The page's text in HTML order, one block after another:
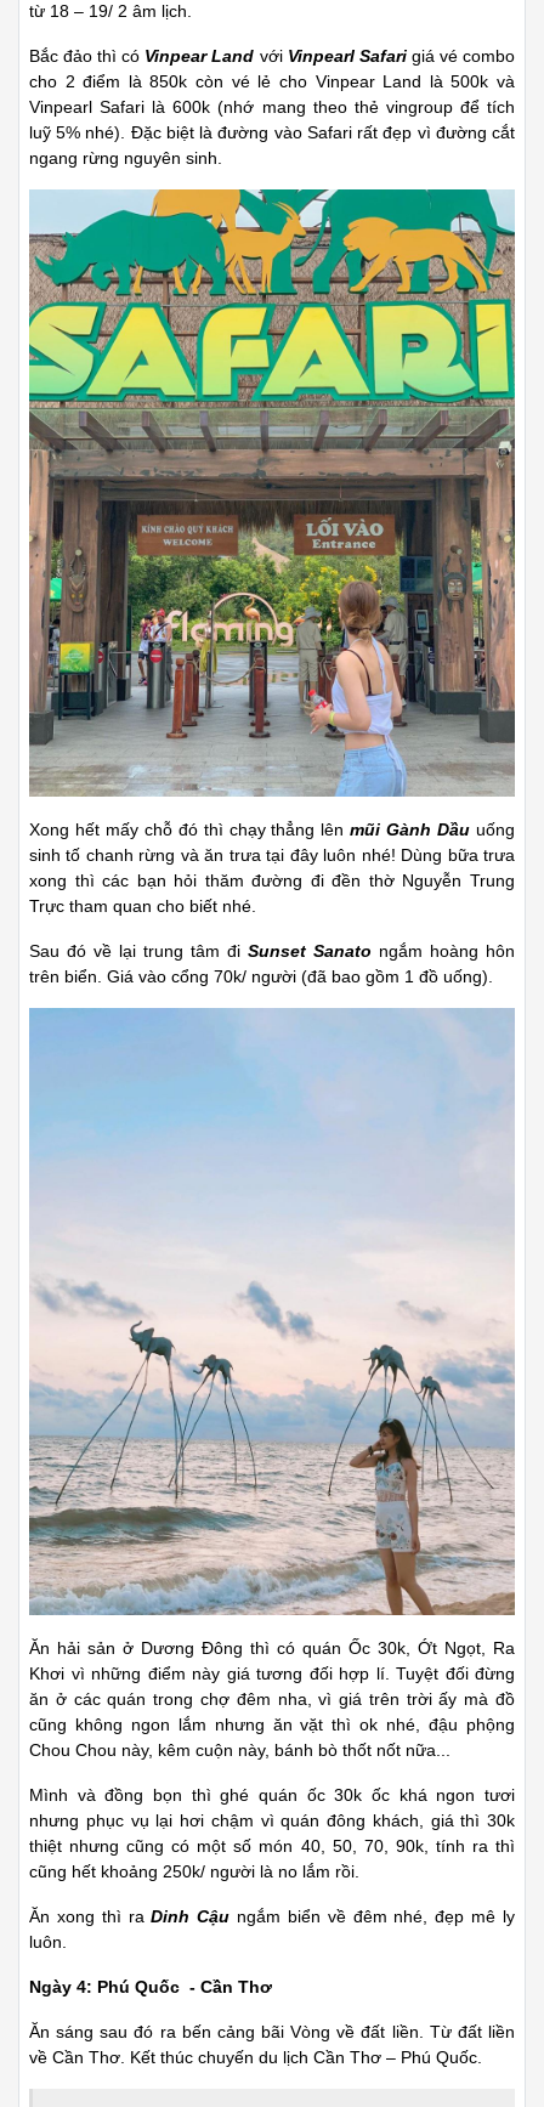
từ 18 – 19/ 2 âm lịch.
Bắc đảo thì có Vinpear Land với Vinpearl Safarigiá vé combo
cho 2 điểm là 850k còn vé lẻ cho Vinpear Land là 500k và
Vinpearl Safari là 600k (nhớ mang theo thẻ vingroup để tích
luỹ 5% nhé). Đặc biệt là đường vào Safari rất đẹp vì đường cắt
ngang rừng nguyên sinh.
Xong hết mấy chỗ đó thì chạy thẳng lênmũi Gành Dầu uống
sinh tố chanh rừng và ăn trưa tại đây luôn nhé! Dùng bữa trưa
xong thì các bạn hỏi thăm đường đi đền thờ Nguyễn Trung
Trực tham quan cho biết nhé.
Sau đó về lại trung tâm đi Sunset Sanato ngắm hoàng hôn
trên biển. Giá vào cổng 70k/ người (đã bao gồm 1 đồ uống).
Ăn hải sản ở Dương Đông thì có quán Ốc 30k, Ớt Ngọt, Ra
Khơi vì những điểm này giá tương đối hợp lí. Tuyệt đối đừng
ăn ở các quán trong chợ đêm nha, vì giá trên trời ấy mà đồ
cũng không ngon lắm nhưng ăn vặt thì ok nhé, đậu phộng
Chou Chou này, kêm cuộn này, bánh bò thốt nốt nữa...
Mình và đồng bọn thì ghé quán ốc 30k ốc khá ngon tươi
nhưng phục vụ lại hơi chậm vì quán đông khách, giá thì 30k
thiệt nhưng cũng có một số món 40, 50, 70, 90k, tính ra thì
cũng hết khoảng 250k/ người là no lắm rồi.
Ăn xong thì raDinh Cậu ngắm biển về đêm nhé, đẹp mê ly
luôn.
Ngày 4: Phú Quốc - Cần Thơ
Ăn sáng sau đó ra bến cảng bãi Vòng về đất liền. Từ đất liền
về Cần Thơ. Kết thúc chuyến du lịch Cần Thơ – Phú Quốc.